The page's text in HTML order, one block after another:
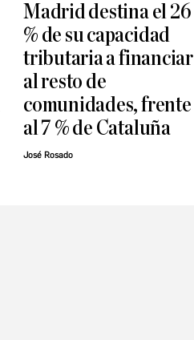
Madrid destina el 26
% de su capacidad
tributaria a financiar
al resto de
comunidades, frente
al 7 % de Cataluña
José Rosado